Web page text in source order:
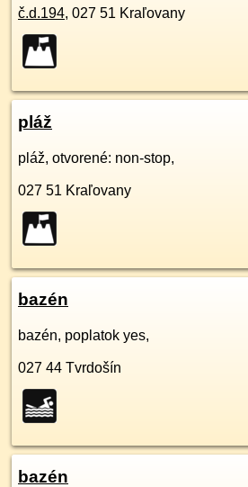
č.d.194, 027 51 Kraľovany
pláž
pláž, otvorené: non-stop,
027 51 Kraľovany
bazén
bazén, poplatok yes,
027 44 Tvrdošín
bazén